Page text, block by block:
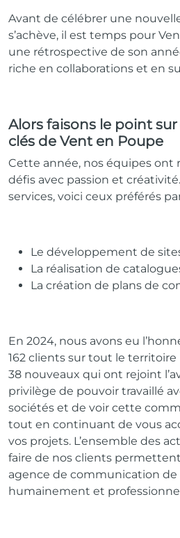
Avant de célébrer une
s’achève, il est temps pour
une rétrospective de son
riche en collaborations et en
Alors faisons le point
clés de Vent en Poupe
Cette année, nos équipes ont
défis avec passion et
services, voici ceux préférés
Le développement de
La réalisation de
La création de plans de
En 2024, nous avons eu
162 clients sur tout le
38 nouveaux qui ont rejoint
privilège de pouvoir travaillé
sociétés et de voir cette
tout en continuant de vous
vos projets. L’ensemble des
faire de nos clients
agence de communication de
humainement et